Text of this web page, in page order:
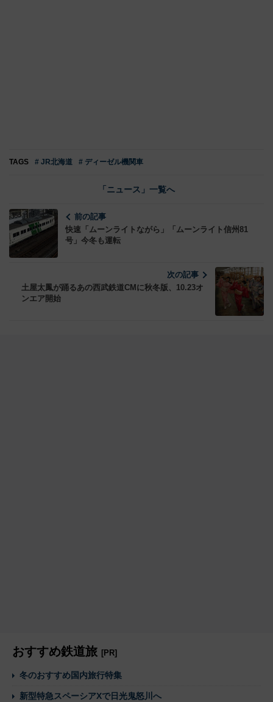
TAGS # JR北海道 # ディーゼル機関車
「ニュース」一覧へ
前の記事
快速「ムーンライトながら」「ムーンライト信州81
号」今冬も運転
次の記事
土屋太鳳が踊るあの西武鉄道CMに秋冬版、10.23オ
ンエア開始
おすすめ鉄道旅 [PR]
冬のおすすめ国内旅行特集
新型特急スペーシアXで日光鬼怒川へ